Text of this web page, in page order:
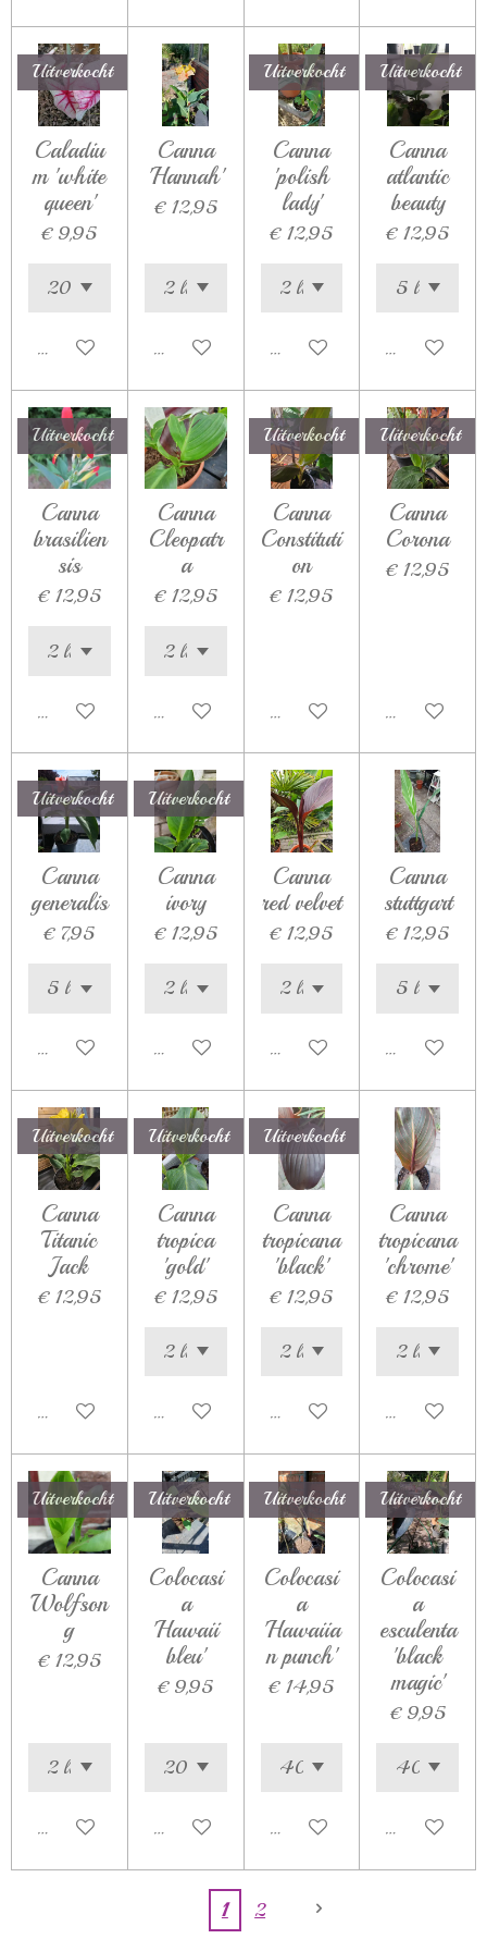
Uitverkocht
Caladiu
m 'white
queen'
€ 9,95
Houd mij op de hoogte
Canna
'Hannah'
€ 12,95
In winkelwagen
Uitverkocht
Canna
'polish
lady'
€ 12,95
Houd mij op de hoogte
Uitverkocht
Canna
atlantic
beauty
€ 12,95
Houd mij op
Uitverkocht
Canna
brasilien
sis
€ 12,95
Houd mij op de hoogte
Canna
Cleopatr
a
€ 12,95
In winkelwagen
Uitverkocht
Canna
Constituti
on
€ 12,95
Houd mij op de hoogte
Uitverkocht
Canna
Corona
€ 12,95
Houd mij op
Uitverkocht
Canna
generalis
€ 7,95
Houd mij op de hoogte
Uitverkocht
Canna
ivory
€ 12,95
Houd mij op de hoogte
Canna
red velvet
€ 12,95
In winkelwagen
Canna
stuttgart
€ 12,95
In
Uitverkocht
Canna
Titanic
Jack
€ 12,95
Houd mij op de hoogte
Uitverkocht
Canna
tropica
'gold'
€ 12,95
Houd mij op de hoogte
Uitverkocht
Canna
tropicana
'black'
€ 12,95
Houd mij op de hoogte
Canna
tropicana
'chrome'
€ 12,95
In
Uitverkocht
Canna
Wolfson
g
€ 12,95
Houd mij op de hoogte
Uitverkocht
Colocasi
a
'Hawaii
bleu'
€ 9,95
Houd mij op de hoogte
Uitverkocht
Colocasi
a
'Hawaiia
n punch'
€ 14,95
Houd mij op de hoogte
Uitverkocht
Colocasi
a
esculenta
'black
magic'
€ 9,95
Houd mij op
1 2